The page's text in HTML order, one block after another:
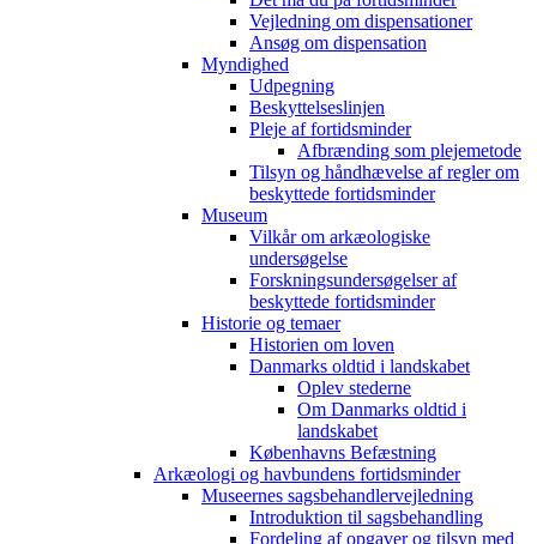
Vejledning om dispensationer
Ansøg om dispensation
Myndighed
Udpegning
Beskyttelseslinjen
Pleje af fortidsminder
Afbrænding som plejemetode
Tilsyn og håndhævelse af regler om
beskyttede fortidsminder
Museum
Vilkår om arkæologiske
undersøgelse
Forskningsundersøgelser af
beskyttede fortidsminder
Historie og temaer
Historien om loven
Danmarks oldtid i landskabet
Oplev stederne
Om Danmarks oldtid i
landskabet
Københavns Befæstning
Arkæologi og havbundens fortidsminder
Museernes sagsbehandlervejledning
Introduktion til sagsbehandling
Fordeling af opgaver og tilsyn med